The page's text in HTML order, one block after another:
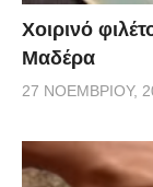
Χοιρινό
Μαδέρα
27 ΝΟΕΜΒΡΊΟΥ,